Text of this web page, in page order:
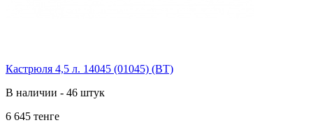
Кастрюля 4,5 л. 14045 (01045) (ВТ)
В наличии - 46 штук
6 645 тенге